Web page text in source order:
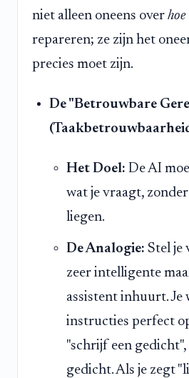
niet alleen oneens over hoe
repareren; ze zijn het
precies moet zijn.
De "Betrouwbare
Het Doel: De AI
wat je vraagt,
liegen.
De Analogie: Stel je
zeer intelligente
assistent inhuurt. Je
instructies perfect
"schrijf een
gedicht. Als je zegt